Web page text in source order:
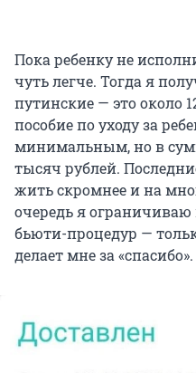
Пока ребенку не
чуть легче. Тогда я
путинские — это около
пособие по уходу за
минимальным, но в
тысяч рублей.
жить скромнее и на
очередь я ограничиваю
бьюти-процедур —
делает мне за «спасибо».